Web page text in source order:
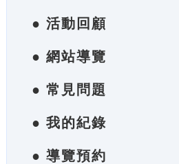
● 活動回顧
● 網站導覽
● 常見問題
● 我的紀錄
● 導覽預約